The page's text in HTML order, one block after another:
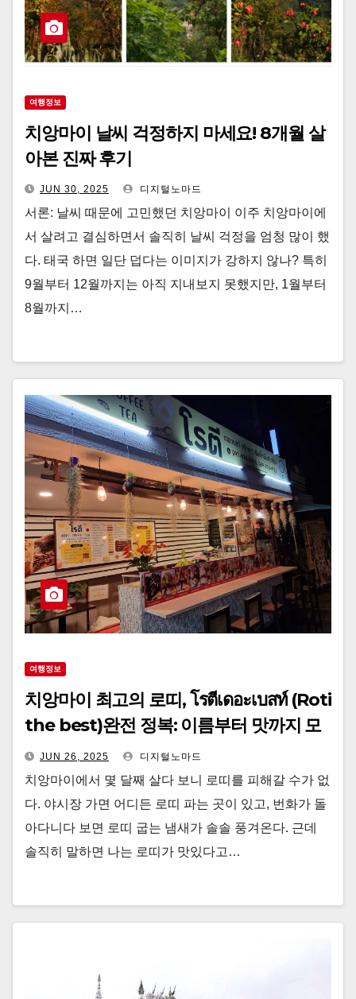
여행정보
치앙마이 날씨 걱정하지 마세요! 8개월 살
아본 진짜 후기
JUN 30, 2025 디지털노마드
서론: 날씨 때문에 고민했던 치앙마이 이주 치앙마이에
서 살려고 결심하면서 솔직히 날씨 걱정을 엄청 많이 했
다. 태국 하면 일단 덥다는 이미지가 강하지 않나? 특히
9월부터 12월까지는 아직 지내보지 못했지만, 1월부터
8월까지…
여행정보
치앙마이 최고의 로띠, โรตีเดอะเบสท์ (Roti
the best)완전 정복: 이름부터 맛까지 모
든 게 특별한 이유
JUN 26, 2025 디지털노마드
치앙마이에서 몇 달째 살다 보니 로띠를 피해갈 수가 없
다. 야시장 가면 어디든 로띠 파는 곳이 있고, 번화가 돌
아다니다 보면 로띠 굽는 냄새가 솔솔 풍겨온다. 근데
솔직히 말하면 나는 로띠가 맛있다고…